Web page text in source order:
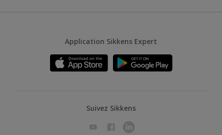
Application Sikkens Expert
Suivez Sikkens